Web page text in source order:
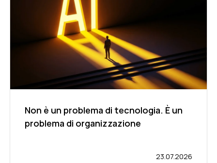
Non è un problema di tecnologia. È un
problema di organizzazione
23.07.2026